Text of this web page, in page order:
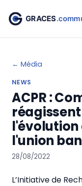
← Média
NEWS
ACPR :
l'évolution
l'union
28/08/2022
L’Initiative de